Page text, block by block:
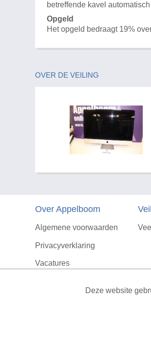
betreffende kavel
Opgeld
Het opgeld bedraagt 19%
OVER DE VEILING
Over Appelboom
Algemene voorwaarden
Privacyverklaring
Vacatures
Deze website